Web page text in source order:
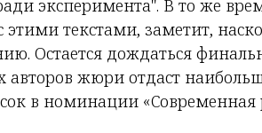
эксперимента". В то же
этими текстами, заметит,
Остается дождаться
авторов жюри отдаст
в номинации «Современная